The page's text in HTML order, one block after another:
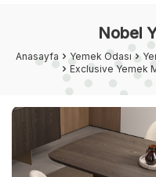
Nobel
Anasayfa Yemek Odası
Exclusive Yemek